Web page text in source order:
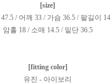
[size]
/ 어깨 33 / 가슴 36.5 / 팔길이 14
암홀 18 / 소매 14.5 / 밑단 36.5
[fitting color]
유진 - 아이보리